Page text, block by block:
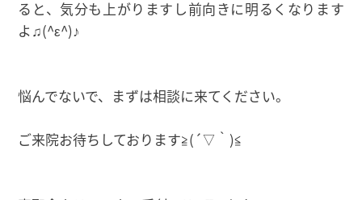
ると、気分も上がりますし前向きに明るくなります
よ♫(^ε^)♪
悩んでないで、まずは相談に来てください。
ご来院お待ちしております≧(´▽｀)≦